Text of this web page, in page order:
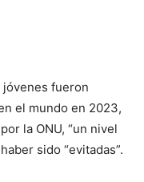
jóvenes fueron
el mundo en 2023,
la ONU, “un nivel
sido “evitadas”.